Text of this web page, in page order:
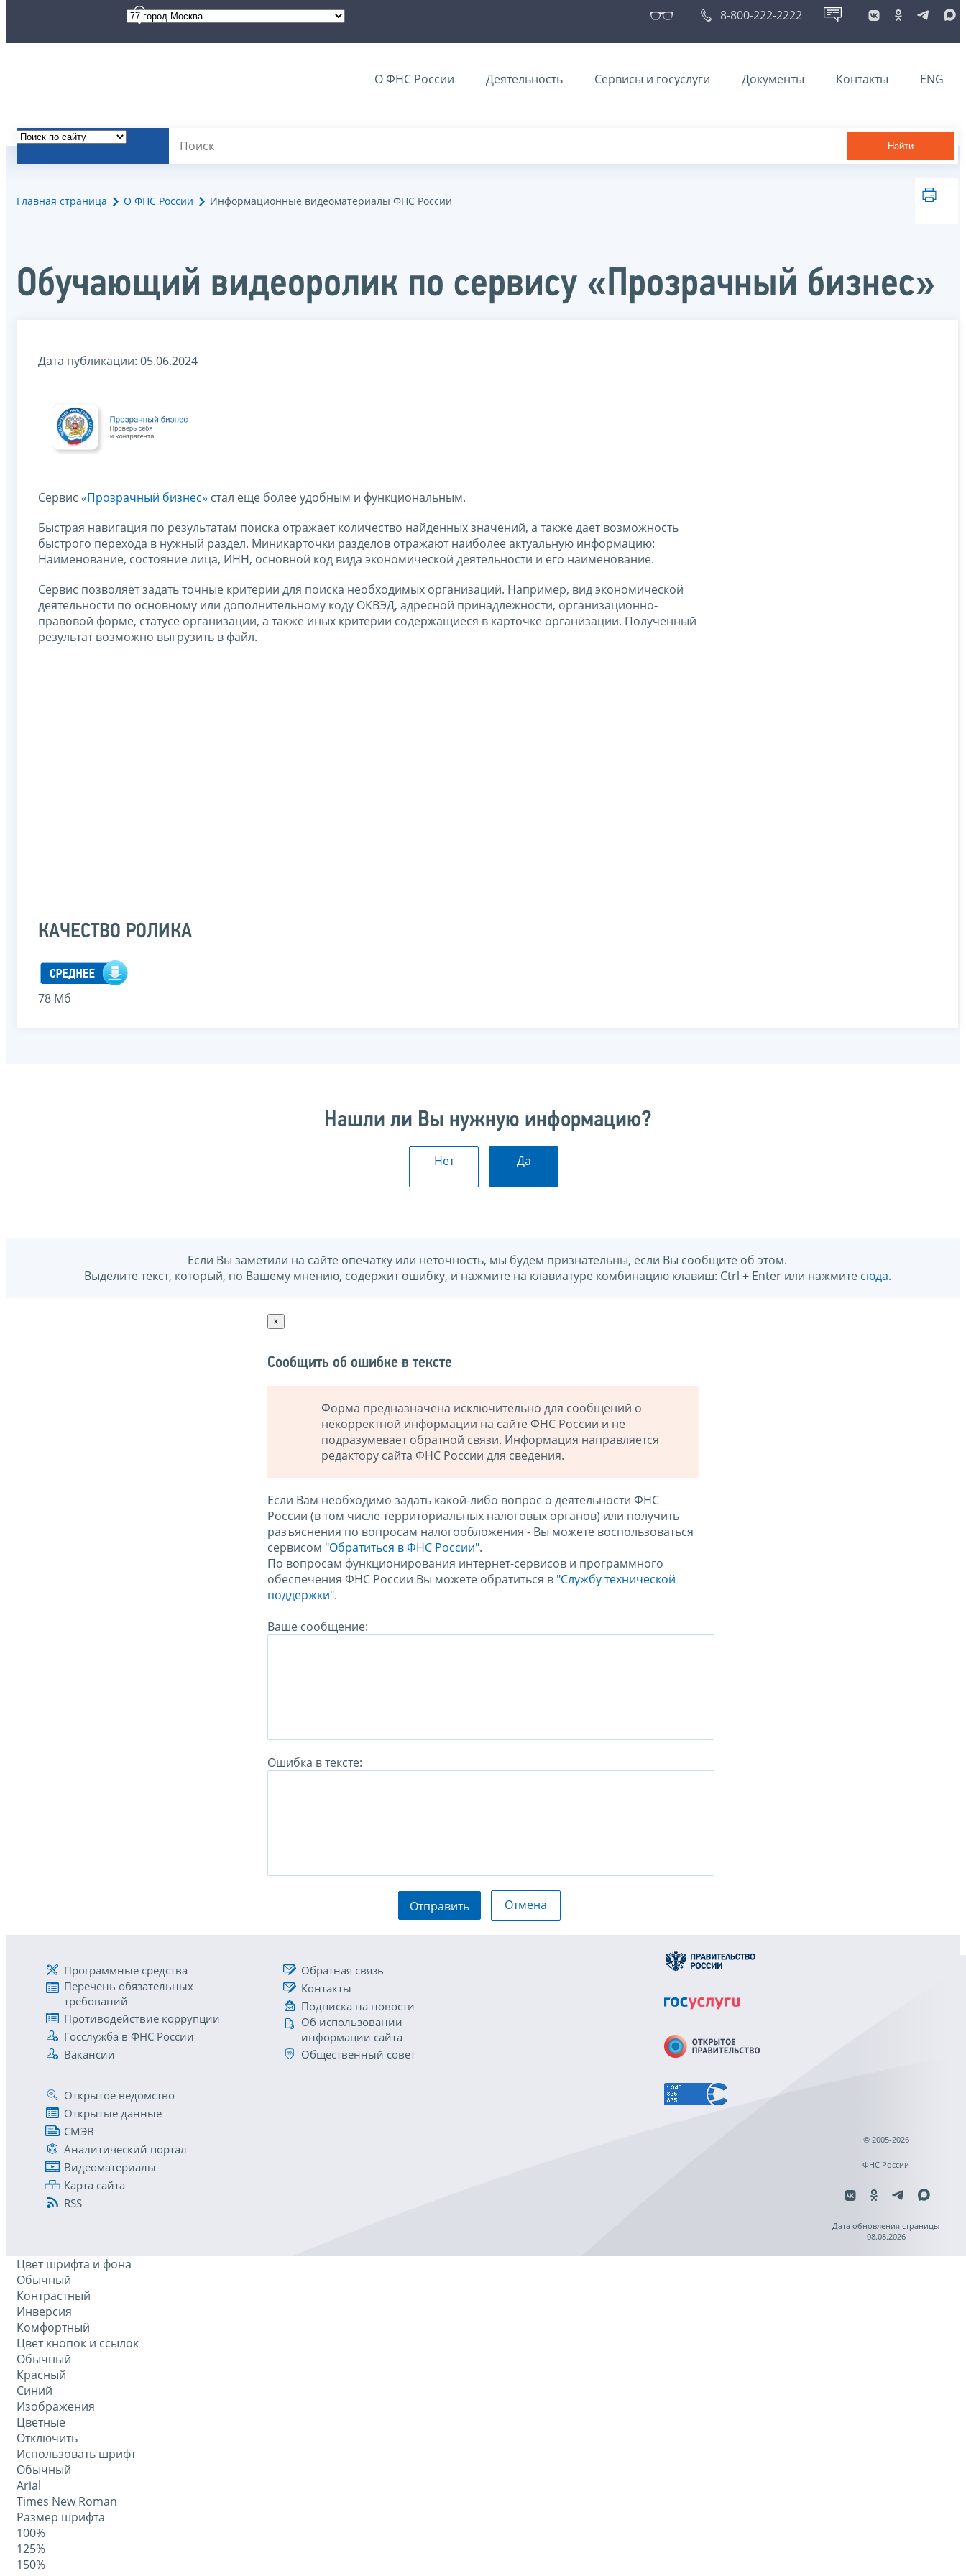
8-800-222-2222
О ФНС России Деятельность Сервисы и госуслуги Документы Контакты ENG
Найти
Главная страница О ФНС России Информационные видеоматериалы ФНС России
Обучающий видеоролик по сервису «Прозрачный бизнес»
Дата публикации: 05.06.2024
Сервис «Прозрачный бизнес» стал еще более удобным и функциональным.
Быстрая навигация по результатам поиска отражает количество найденных значений, а также дает возможность
быстрого перехода в нужный раздел. Миникарточки разделов отражают наиболее актуальную информацию:
Наименование, состояние лица, ИНН, основной код вида экономической деятельности и его наименование.
Сервис позволяет задать точные критерии для поиска необходимых организаций. Например, вид экономической
деятельности по основному или дополнительному коду ОКВЭД, адресной принадлежности, организационно-
правовой форме, статусе организации, а также иных критерии содержащиеся в карточке организации. Полученный
результат возможно выгрузить в файл.
КАЧЕСТВО РОЛИКА
78 Мб
Нашли ли Вы нужную информацию?
Нет Да
Если Вы заметили на сайте опечатку или неточность, мы будем признательны, если Вы сообщите об этом.
Выделите текст, который, по Вашему мнению, содержит ошибку, и нажмите на клавиатуре комбинацию клавиш: Ctrl + Enter или нажмите сюда.
×
Сообщить об ошибке в тексте
Форма предназначена исключительно для сообщений о
некорректной информации на сайте ФНС России и не
подразумевает обратной связи. Информация направляется
редактору сайта ФНС России для сведения.
Если Вам необходимо задать какой-либо вопрос о деятельности ФНС
России (в том числе территориальных налоговых органов) или получить
разъяснения по вопросам налогообложения - Вы можете воспользоваться
сервисом "Обратиться в ФНС России".
По вопросам функционирования интернет-сервисов и программного
обеспечения ФНС России Вы можете обратиться в "Службу технической
поддержки".
Ваше сообщение:
Ошибка в тексте:
Отправить Отмена
Программные средства
Перечень обязательных
требований
Противодействие коррупции
Госслужба в ФНС России
Вакансии
Обратная связь
Контакты
Подписка на новости
Об использовании
информации сайта
Общественный совет
Открытое ведомство
Открытые данные
СМЭВ
Аналитический портал
Видеоматериалы
Карта сайта
RSS
© 2005-2026
ФНС России
Дата обновления страницы
08.08.2026
Цвет шрифта и фона
Обычный
Контрастный
Инверсия
Комфортный
Цвет кнопок и ссылок
Обычный
Красный
Синий
Изображения
Цветные
Отключить
Использовать шрифт
Обычный
Arial
Times New Roman
Размер шрифта
100%
125%
150%